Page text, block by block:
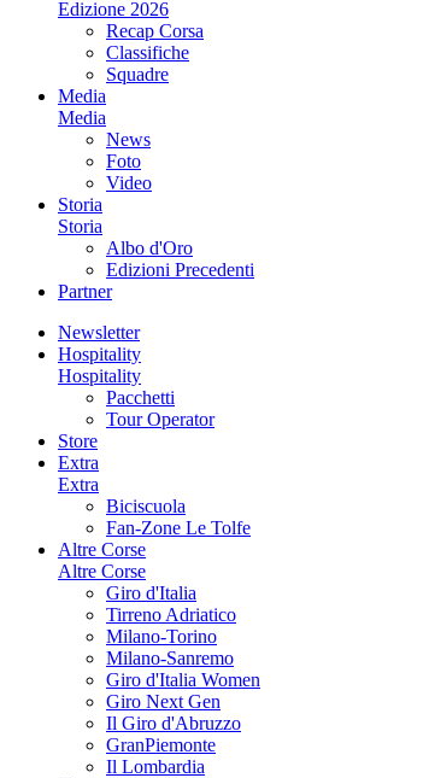
Edizione 2026
Recap Corsa
Classifiche
Squadre
Media
Media
News
Foto
Video
Storia
Storia
Albo d'Oro
Edizioni Precedenti
Partner
Newsletter
Hospitality
Hospitality
Pacchetti
Tour Operator
Store
Extra
Extra
Biciscuola
Fan-Zone Le Tolfe
Altre Corse
Altre Corse
Giro d'Italia
Tirreno Adriatico
Milano-Torino
Milano-Sanremo
Giro d'Italia Women
Giro Next Gen
Il Giro d'Abruzzo
GranPiemonte
Il Lombardia